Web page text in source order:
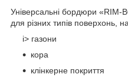
Універсальні бордюри «RIM-
для різних типів поверхонь,
i> газони
кора
клінкерне покриття